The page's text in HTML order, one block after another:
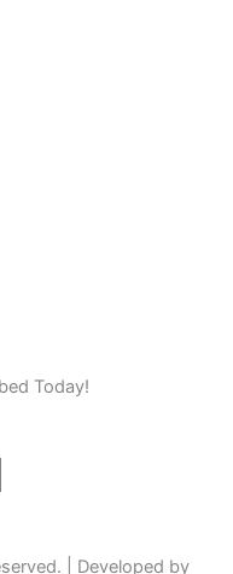
Today!
| Developed by